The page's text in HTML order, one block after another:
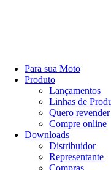
Para sua Moto
Produto
Lançamentos
Linhas de
Quero revender
Compre online
Downloads
Distribuidor
Representante
Compras